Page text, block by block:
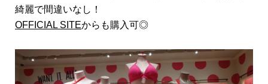
綺麗で間違いなし！
OFFICIAL SITEからも購入可◎